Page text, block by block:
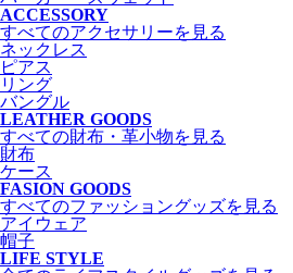
ACCESSORY
すべてのアクセサリーを見る
ネックレス
ピアス
リング
バングル
LEATHER GOODS
すべての財布・革小物を見る
財布
ケース
FASION GOODS
すべてのファッショングッズを見る
アイウェア
帽子
LIFE STYLE